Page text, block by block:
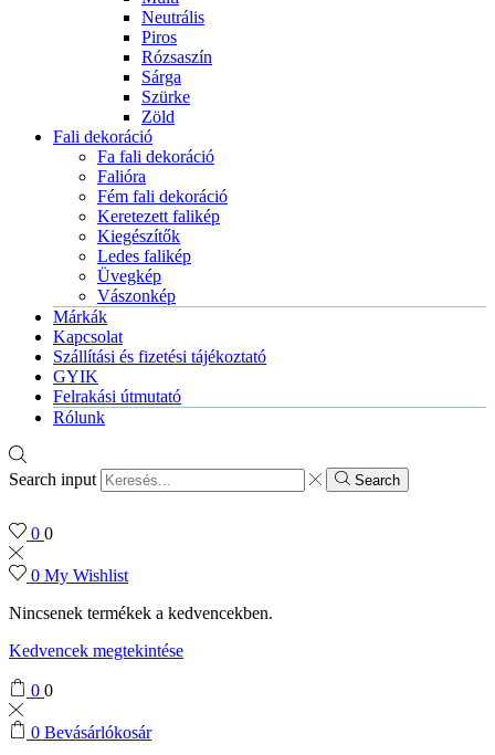
Neutrális
Piros
Rózsaszín
Sárga
Szürke
Zöld
Fali dekoráció
Fa fali dekoráció
Falióra
Fém fali dekoráció
Keretezett falikép
Kiegészítők
Ledes falikép
Üvegkép
Vászonkép
Márkák
Kapcsolat
Szállítási és fizetési tájékoztató
GYIK
Felrakási útmutató
Rólunk
Search input Search
0 0
0 My Wishlist
Nincsenek termékek a kedvencekben.
Kedvencek megtekintése
0 0
0 Bevásárlókosár